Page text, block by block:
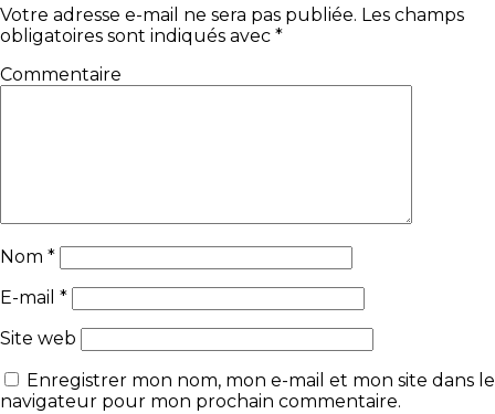
Votre adresse e-mail ne sera pas publiée. Les champs
obligatoires sont indiqués avec *
Commentaire
Nom *
E-mail *
Site web
Enregistrer mon nom, mon e-mail et mon site dans le
navigateur pour mon prochain commentaire.